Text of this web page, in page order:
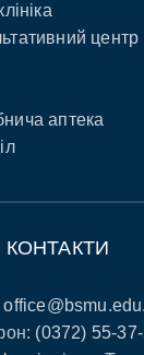
центр
аптека
КОНТАКТИ
(0372) 55-